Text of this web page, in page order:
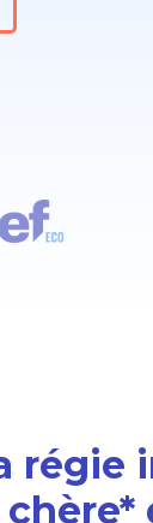
régie